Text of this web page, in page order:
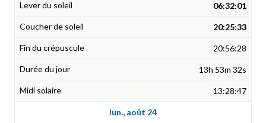
06:32:01
20:25:33
20:56:28
13h 53m 32s
13:28:47
lun., août 24